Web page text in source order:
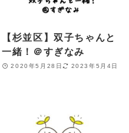
【杉並区】双子ちゃんと
一緒！＠すぎなみ
2020年5月28日 2023年5月4日